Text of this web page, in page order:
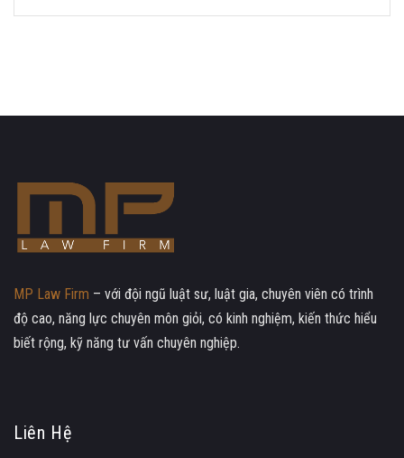
MP Law Firm – với đội ngũ luật sư, luật gia, chuyên viên có trình
độ cao, năng lực chuyên môn giỏi, có kinh nghiệm, kiến thức hiểu
biết rộng, kỹ năng tư vấn chuyên nghiệp.
Liên Hệ